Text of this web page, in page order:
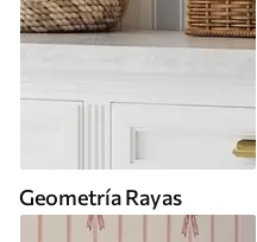
Geometría Rayas